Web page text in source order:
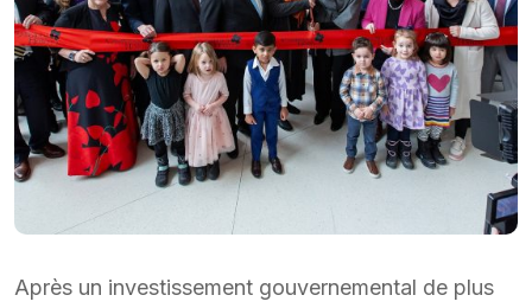
Après un investissement gouvernemental de plus